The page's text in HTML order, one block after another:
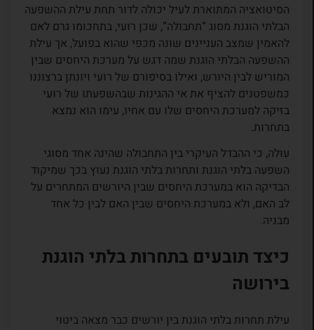
הסיטואציה המתוארת לעיל יכולה לדור תחת עילת ההשפעה
הבלתי הוגנת מסוג “תחבולה”, שכן רועי, בתחכומו גרם לאם
להאמין שמצב העניינים שונה מכפי שהוא בפועל, אך עילת
ההשפעה הבלתי הוגנת שמה דגש על מערכת היחסים שבין
המוריש לבין היורש, ואילו בסיפורם של רועי ויונתן ברצוננו
כמשפטנים להציף את אי ההגינות שבהשפעתו של רועי
בזיקה למערכת היחסים שלו עם אחיו, עימו הוא נמצא
בתחרות.
עולה, כי ההבדל העיקרי בין התחבולה שהינה אחד מסוגי
השפעה בלתי הוגנת ותחרות בלתי הוגנת נעוץ בכך שמיקוד
הבדיקה הוא במערכת היחסים שבין היורשים המתחרים על
לב האם, ולא במערכת היחסים שבין האם לבין כל אחד
מבניה.
כיצד תובעים בתחרות בלתי הוגנת
בירושה
עילת תחרות בלתי הוגנת בין יורשים כבר מצאה ביטוי